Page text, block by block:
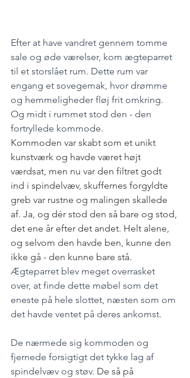
Efter at have vandret gennem tomme
sale og øde værelser, kom ægteparret
til et storslået rum. Dette rum var
engang et sovegemak, hvor drømme
og hemmeligheder fløj frit omkring.
Og midt i rummet stod den - den
fortryllede kommode.
Kommoden var skabt som et unikt
kunstværk og havde været højt
værdsat, men nu var den filtret godt
ind i spindelvæv, skuffernes forgyldte
greb var rustne og malingen skallede
af. Ja, og dér stod den så bare og stod,
det ene år efter det andet. Helt alene,
og selvom den havde ben, kunne den
ikke gå - den kunne bare stå.
Ægteparret blev meget overrasket
over, at finde dette møbel som det
eneste på hele slottet, næsten som om
det havde ventet på deres ankomst.
De nærmede sig kommoden og
fjernede forsigtigt det tykke lag af
spindelvæv og støv. De så på